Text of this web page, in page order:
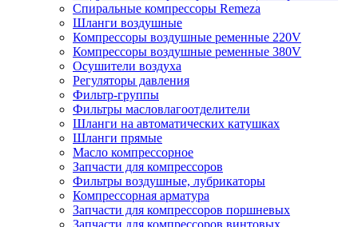
Спиральные компрессоры Remeza
Шланги воздушные
Компрессоры воздушные ременные 220V
Компрессоры воздушные ременные 380V
Осушители воздуха
Регуляторы давления
Фильтр-группы
Фильтры масловлагоотделители
Шланги на автоматических катушках
Шланги прямые
Масло компрессорное
Запчасти для компрессоров
Фильтры воздушные, лубрикаторы
Компрессорная арматура
Запчасти для компрессоров поршневых
Запчасти для компрессоров винтовых